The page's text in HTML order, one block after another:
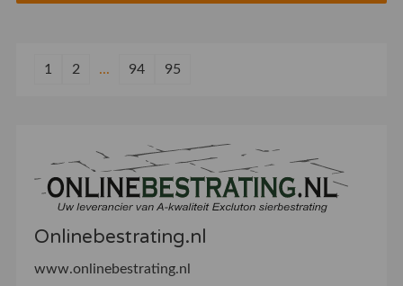
1 2 ... 94 95
Onlinebestrating.nl
www.onlinebestrating.nl